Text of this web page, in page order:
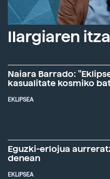
Ilargiaren
Naiara Barrado:
kasualitate kosmiko
EKLIPSEA
Eguzki-erlojua
denean
EKLIPSEA